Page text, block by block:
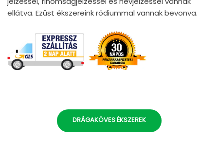
ellátva. Ezüst ékszereink ródiummal vannak bevonva.
DRÁGAKÖVES ÉKSZEREK